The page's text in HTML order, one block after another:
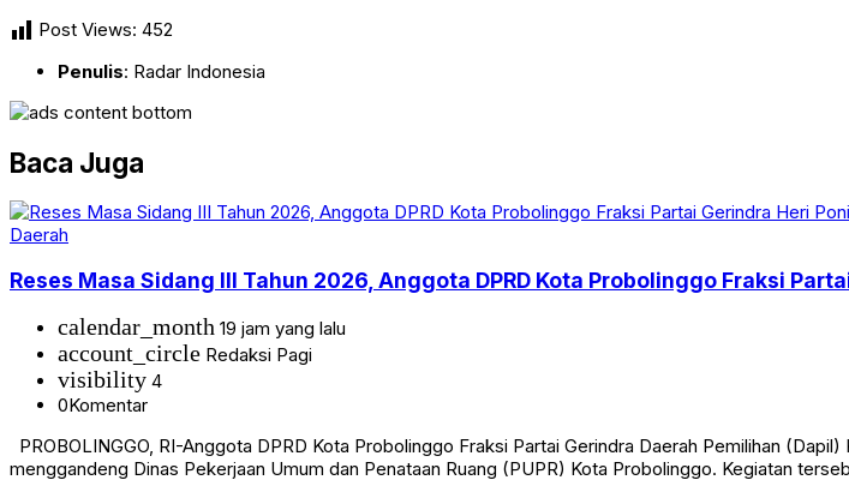
Post Views: 452
Penulis: Radar Indonesia
Baca Juga
Daerah
Reses Masa Sidang III Tahun 2026, Anggota DPRD Kota Probolinggo Fraksi
calendar_month 19 jam yang lalu
account_circle Redaksi Pagi
visibility 4
0Komentar
PROBOLINGGO, RI-Anggota DPRD Kota Probolinggo Fraksi Partai Gerindra Daerah Pemilihan
menggandeng Dinas Pekerjaan Umum dan Penataan Ruang (PUPR) Kota Probolinggo. Kegiatan